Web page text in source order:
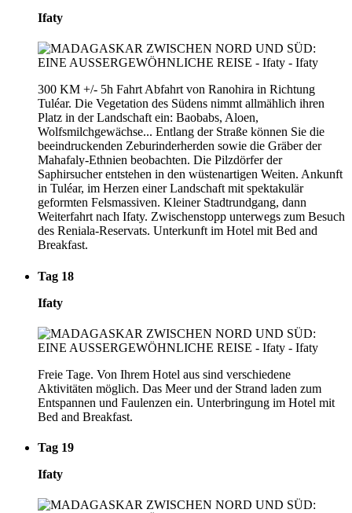
Ifaty
300 KM +/- 5h Fahrt Abfahrt von Ranohira in Richtung
Tuléar. Die Vegetation des Südens nimmt allmählich ihren
Platz in der Landschaft ein: Baobabs, Aloen,
Wolfsmilchgewächse... Entlang der Straße können Sie die
beeindruckenden Zeburinderherden sowie die Gräber der
Mahafaly-Ethnien beobachten. Die Pilzdörfer der
Saphirsucher entstehen in den wüstenartigen Weiten. Ankunft
in Tuléar, im Herzen einer Landschaft mit spektakulär
geformten Felsmassiven. Kleiner Stadtrundgang, dann
Weiterfahrt nach Ifaty. Zwischenstopp unterwegs zum Besuch
des Reniala-Reservats. Unterkunft im Hotel mit Bed and
Breakfast.
Tag 18
Ifaty
Freie Tage. Von Ihrem Hotel aus sind verschiedene
Aktivitäten möglich. Das Meer und der Strand laden zum
Entspannen und Faulenzen ein. Unterbringung im Hotel mit
Bed and Breakfast.
Tag 19
Ifaty